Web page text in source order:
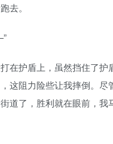
去。
在护盾上，虽然挡住了护
这阻力险些让我摔倒。尽
道了，胜利就在眼前，